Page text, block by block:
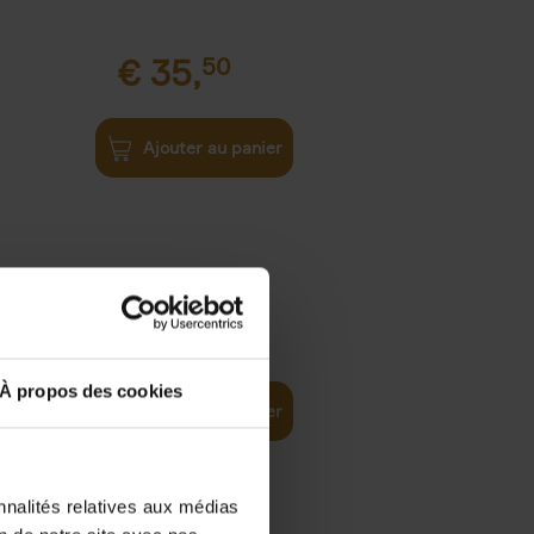
À propos des cookies
relatives aux médias
€ 35,50
Ajouter au panier
37,50
Ajouter au panier